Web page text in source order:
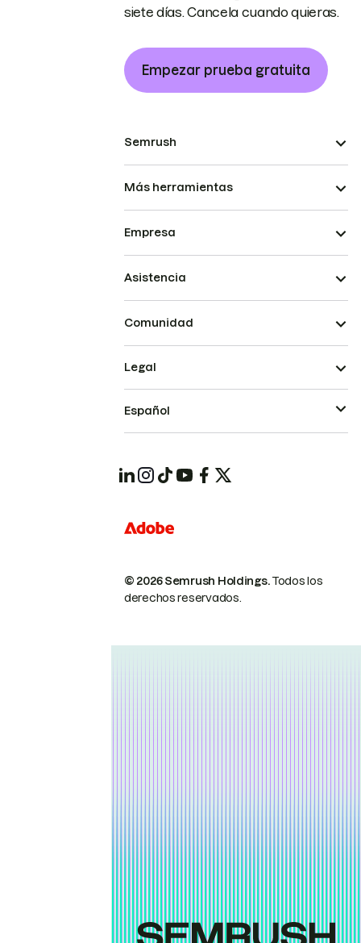
siete días. Cancela cuando quieras.
Empezar prueba gratuita
Semrush
Más herramientas
Empresa
Asistencia
Comunidad
© 2026 Semrush Holdings.Todos los
derechos reservados.
Legal
Español